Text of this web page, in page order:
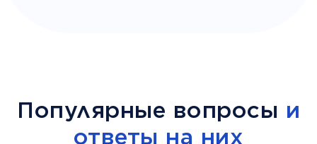
Популярные вопросы и
ответы на них